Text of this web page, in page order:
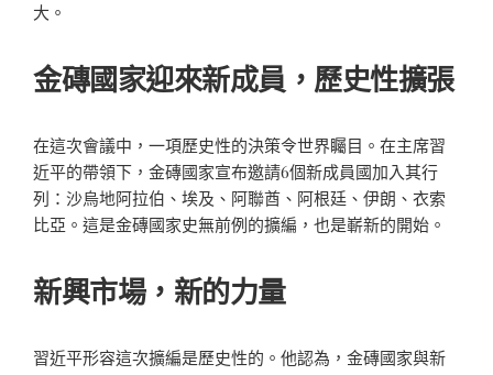
大。
金磚國家迎來新成員，歷史性擴張
在這次會議中，一項歷史性的決策令世界矚目。在主席習
近平的帶領下，金磚國家宣布邀請6個新成員國加入其行
列：沙烏地阿拉伯、埃及、阿聯酋、阿根廷、伊朗、衣索
比亞。這是金磚國家史無前例的擴編，也是嶄新的開始。
新興市場，新的力量
習近平形容這次擴編是歷史性的。他認為，金磚國家與新